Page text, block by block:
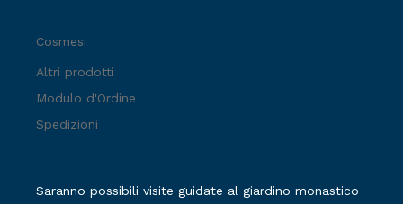
Cosmesi
Altri prodotti
Modulo d'Ordine
Spedizioni
Saranno possibili visite guidate al giardino monastico